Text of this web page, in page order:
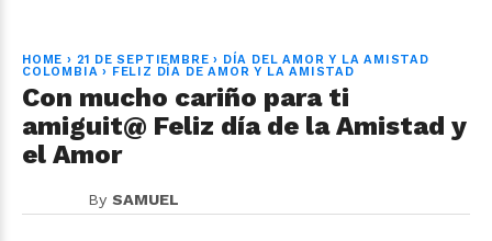
HOME › 21 DE SEPTIEMBRE › DÍA DEL AMOR Y LA AMISTAD
COLOMBIA › FELIZ DÍA DE AMOR Y LA AMISTAD
Con mucho cariño para ti
amiguit@ Feliz día de la Amistad y
el Amor
By SAMUEL